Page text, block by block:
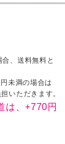
、送料無料と
未満の場合は
いただきます。
は、+770円